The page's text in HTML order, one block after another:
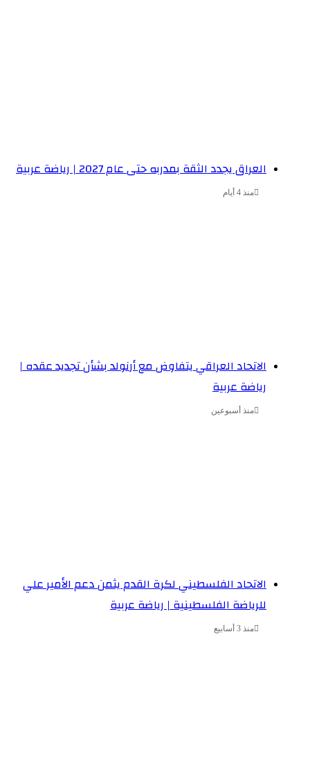
العراق يجدد الثقة بمدربه حتى عام 2027 | رياضة عربية
منذ 4 أيام
الاتحاد العراقي يتفاوض مع أرنولد بشأن تجديد عقده |
رياضة عربية
منذ أسبوعين
الاتحاد الفلسطيني لكرة القدم يثمن دعم الأمير علي
للرياضة الفلسطينية | رياضة عربية
منذ 3 أسابيع